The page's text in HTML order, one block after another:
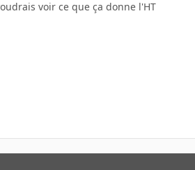
voir ce que ça donne l'HT